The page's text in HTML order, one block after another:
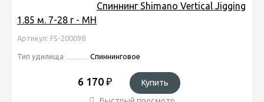
Спиннинг Shimano Vertical Jigging
1.85 м. 7-28 г - MH
Артикул: FS-200098
Тип удилища Спиннинговое
6 170 ₽
Купить